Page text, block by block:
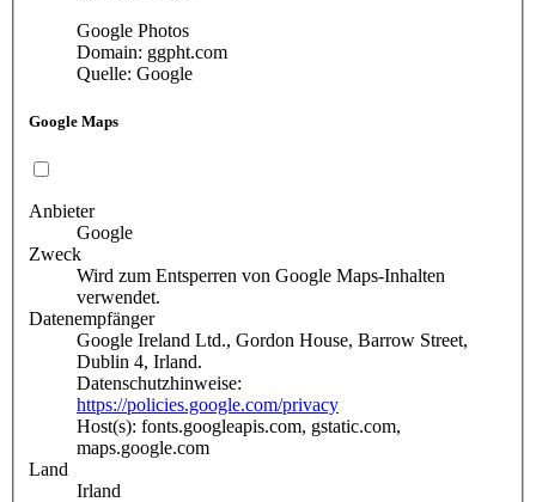
Google Photos
Domain: ggpht.com
Quelle: Google
Google Maps
Anbieter
Google
Zweck
Wird zum Entsperren von Google Maps-Inhalten
verwendet.
Datenempfänger
Google Ireland Ltd., Gordon House, Barrow Street,
Dublin 4, Irland.
Datenschutzhinweise:
https://policies.google.com/privacy
Host(s): fonts.googleapis.com, gstatic.com,
maps.google.com
Land
Irland